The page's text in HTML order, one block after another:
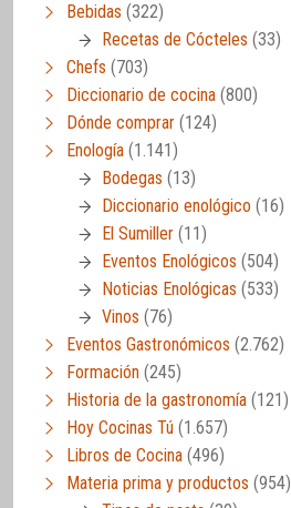
Bebidas (322)
Recetas de Cócteles (33)
Chefs (703)
Diccionario de cocina (800)
Dónde comprar (124)
Enología (1.141)
Bodegas (13)
Diccionario enológico (16)
El Sumiller (11)
Eventos Enológicos (504)
Noticias Enológicas (533)
Vinos (76)
Eventos Gastronómicos (2.762)
Formación (245)
Historia de la gastronomía (121)
Hoy Cocinas Tú (1.657)
Libros de Cocina (496)
Materia prima y productos (954)